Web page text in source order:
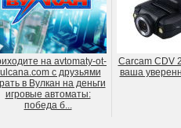
на avtomaty-ot-
с друзьями
в Вулкан на деньги
игровые автоматы:
победа б...
Carcam CDV
ваша